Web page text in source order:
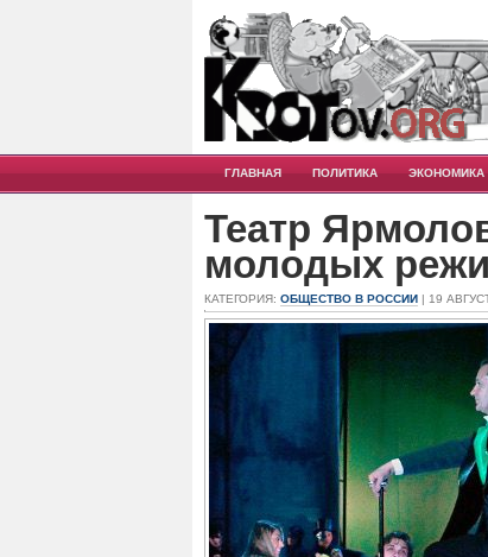
ГЛАВНАЯ ПОЛИТИКА ЭКОНОМИКА
Театр
молодых
КАТЕГОРИЯ: ОБЩЕСТВО В РОССИИ | 19